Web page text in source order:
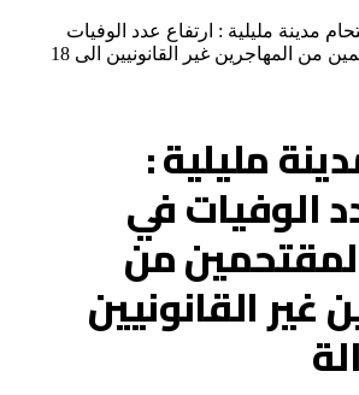
مدينة مليلية : ارتفاع عدد الوفيات
في صفوف المقتحمين من المهاجرين غير القانونيين الى 18
مليلية :
الوفيات في
من
غير القانونيين